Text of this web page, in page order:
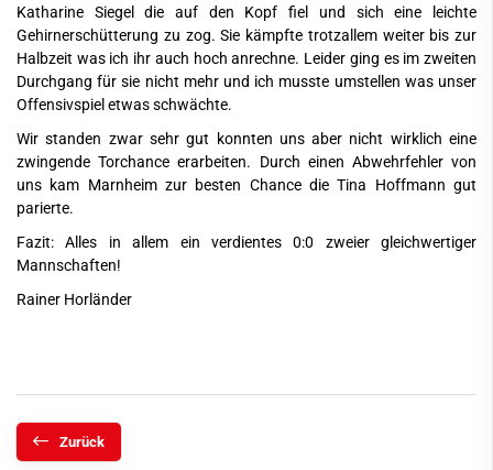
Katharine Siegel die auf den Kopf fiel und sich eine leichte
Gehirnerschütterung zu zog. Sie kämpfte trotzallem weiter bis zur
Halbzeit was ich ihr auch hoch anrechne. Leider ging es im zweiten
Durchgang für sie nicht mehr und ich musste umstellen was unser
Offensivspiel etwas schwächte.
Wir standen zwar sehr gut konnten uns aber nicht wirklich eine
zwingende Torchance erarbeiten. Durch einen Abwehrfehler von
uns kam Marnheim zur besten Chance die Tina Hoffmann gut
parierte.
Fazit: Alles in allem ein verdientes 0:0 zweier gleichwertiger
Mannschaften!
Rainer Horländer
Zurück